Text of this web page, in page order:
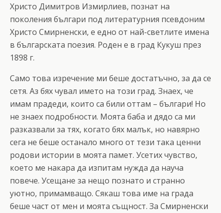
Христо Димитров Измирлиев, познат на
поколения българи под литературния псевдоним
Христо Смирненски, е едно от най-светлите имена
в българската поезия. Роден е в град Кукуш през
1898 г.
Само това изречение ми беше достатъчно, за да се
сетя. Аз бях чувал името на този град. Знаех, че
имам прадеди, които са били оттам – българи! Но
не знаех подробности. Моята баба и дядо са ми
разказвали за тях, когато бях малък, но навярно
сега не беше останало много от тези така ценни
родови истории в моята памет. Усетих чувство,
което ме накара да изпитам нужда да науча
повече. Усещане за нещо познато и странно
уютно, примамващо. Сякаш това име на града
беше част от мен и моята същност. За Смирненски